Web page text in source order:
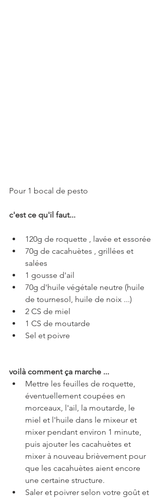
Pour 1 bocal de pesto
c'est ce qu'il faut...
120g de roquette , lavée et essorée
70g de cacahuètes , grillées et
salées
1 gousse d'ail
70g d'huile végétale neutre (huile
de tournesol, huile de noix ...)
2 CS de miel
1 CS de moutarde
Sel et poivre
voilà comment ça marche ...
Mettre les feuilles de roquette,
éventuellement coupées en
morceaux, l'ail, la moutarde, le
miel et l'huile dans le mixeur et
mixer pendant environ 1 minute,
puis ajouter les cacahuètes et
mixer à nouveau brièvement pour
que les cacahuètes aient encore
une certaine structure.
Saler et poivrer selon votre goût et